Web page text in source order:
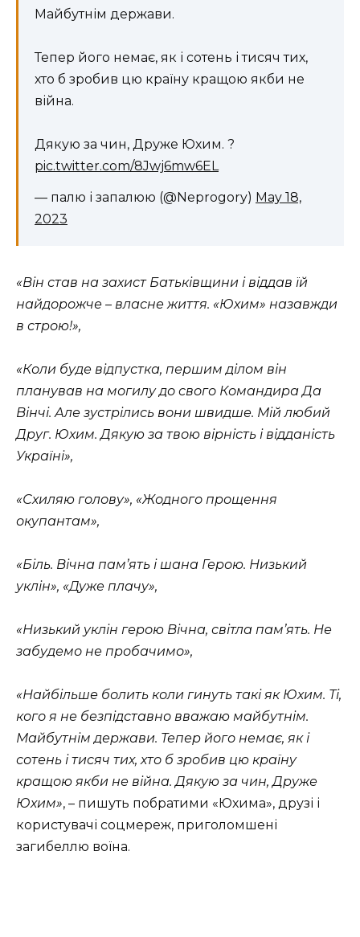
Майбутнім держави.
Тепер його немає, як і сотень і тисяч тих,
хто б зробив цю країну кращою якби не
війна.
Дякую за чин, Друже Юхим. ?
pic.twitter.com/8Jwj6mw6EL
— палю і запалюю (@Neprogory) May 18,
2023
«Він став на захист Батьківщини і віддав їй
найдорожче – власне життя. «Юхим» назавжди
в строю!»,
«Коли буде відпустка, першим ділом він
планував на могилу до свого Командира Да
Вінчі. Але зустрілись вони швидше. Мій любий
Друг. Юхим. Дякую за твою вірність і відданість
Україні»,
«Схиляю голову», «Жодного прощення
окупантам»,
«Біль. Вічна памʼять і шана Герою. Низький
уклін», «Дуже плачу»,
«Низький уклін герою Вічна, світла пам’ять. Не
забудемо не пробачимо»,
«Найбільше болить коли гинуть такі як Юхим. Ті,
кого я не безпідставно вважаю майбутнім.
Майбутнім держави. Тепер його немає, як і
сотень і тисяч тих, хто б зробив цю країну
кращою якби не війна. Дякую за чин, Друже
Юхим», – пишуть побратими «Юхима», друзі і
користувачі соцмереж, приголомшені
загибеллю воїна.